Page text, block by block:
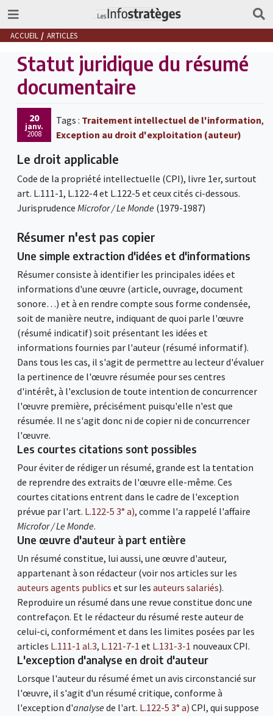
ACCUEIL ARTICLES
Statut juridique du résumé
documentaire
20
janv.
2008
Tags : Traitement intellectuel de l'information,
Exception au droit d'exploitation (auteur)
Le droit applicable
Code de la propriété intellectuelle (CPI), livre 1er, surtout
art. L.111-1, L.122-4 et L.122-5 et ceux cités ci-dessous.
Jurisprudence Microfor / Le Monde (1979-1987)
Résumer n'est pas copier
Une simple extraction d'idées et d'informations
Résumer consiste à identifier les principales idées et
informations d'une œuvre (article, ouvrage, document
sonore…) et à en rendre compte sous forme condensée,
soit de manière neutre, indiquant de quoi parle l'œuvre
(résumé indicatif) soit présentant les idées et
informations fournies par l'auteur (résumé informatif).
Dans tous les cas, il s'agit de permettre au lecteur d'évaluer
la pertinence de l'œuvre résumée pour ses centres
d'intérêt, à l'exclusion de toute intention de concurrencer
l'œuvre première, précisément puisqu'elle n'est que
résumée. Il ne s'agit donc ni de copier ni de concurrencer
l'œuvre.
Les courtes citations sont possibles
Pour éviter de rédiger un résumé, grande est la tentation
de reprendre des extraits de l'œuvre elle-même. Ces
courtes citations entrent dans le cadre de l'exception
prévue par l'art. L.122-5 3° a), comme l'a rappelé l'affaire
Microfor / Le Monde.
Une œuvre d'auteur à part entière
Un résumé constitue, lui aussi, une œuvre d'auteur,
appartenant à son rédacteur (voir nos articles sur les
auteurs agents publics et sur les auteurs salariés).
Reproduire un résumé dans une revue constitue donc une
contrefaçon. Et le rédacteur du résumé reste auteur de
celui-ci, conformément et dans les limites posées par les
articles L.111-1 al.3, L.121-7-1 et L.131-3-1 nouveaux CPI.
L'exception d'analyse en droit d'auteur
Lorsque l'auteur du résumé émet un avis circonstancié sur
l'œuvre, il s'agit d'un résumé critique, conforme à
l'exception d'analysede l'art. L.122-5 3° a) CPI, qui suppose